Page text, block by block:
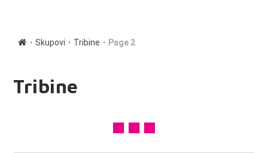
∙ Skupovi ∙ Tribine ∙ Page 2
Tribine